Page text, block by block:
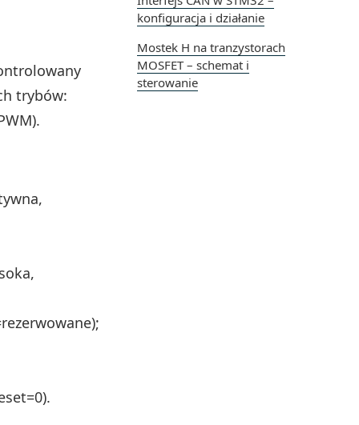
konfiguracja i działanie
Mostek H na tranzystorach
MOSFET – schemat i
sterowanie
trybów: